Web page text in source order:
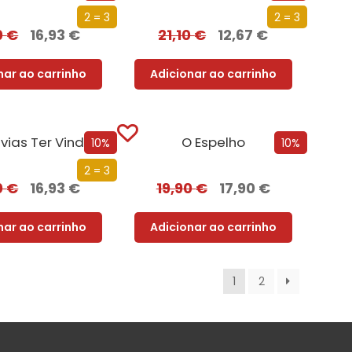
2 = 3
€ 16,93 €
ao carrinho
2 = 3
21,10€ 12,67 €
Adicionar ao carrinho
10%
2 = 3
Ter Vindo
€ 16,93 €
ao carrinho
10%
O Espelho
19,90€ 17,90 €
Adicionar ao carrinho
1 2